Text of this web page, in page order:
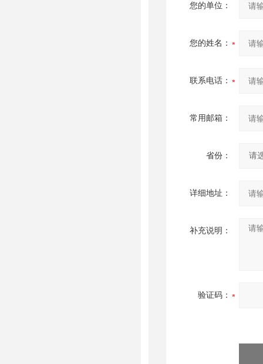
您的单位：
您的姓名：
联系电话：
常用邮箱：
省份：
详细地址：
补充说明：
验证码：